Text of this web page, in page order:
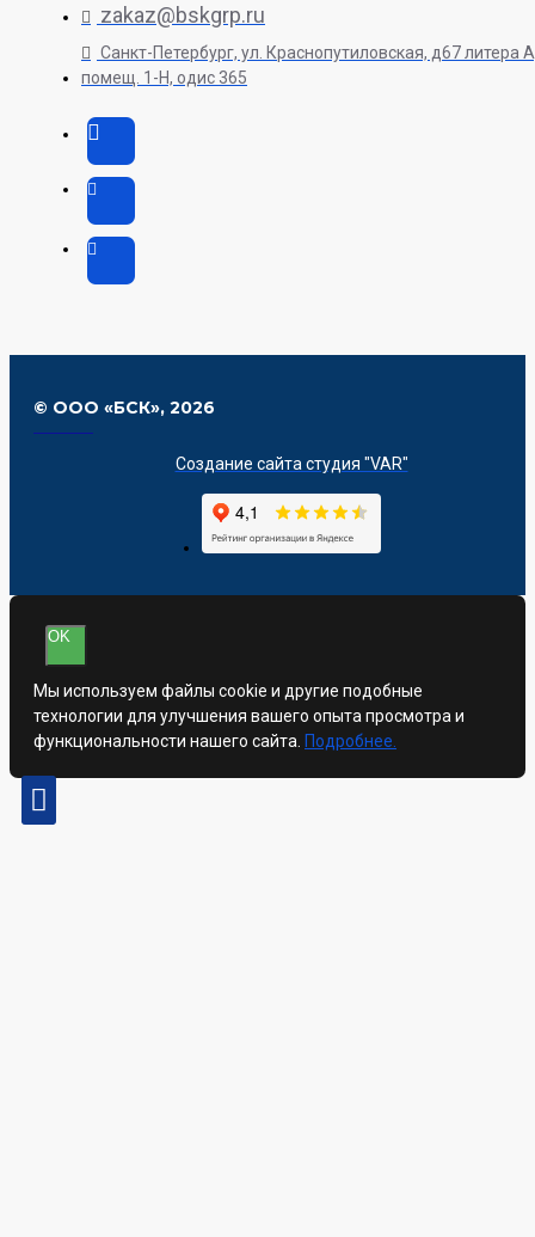
zakaz@bskgrp.ru
Санкт-Петербург, ул. Краснопутиловская, д67 литера
помещ. 1-H, одис 365
© ООО «БСК», 2026
Создание сайта студия "VAR"
OK
Мы используем файлы cookie и другие подобные
технологии для улучшения вашего опыта просмотра и
функциональности нашего сайта. Подробнее.